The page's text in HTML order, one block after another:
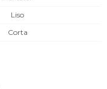
Liso
Corta